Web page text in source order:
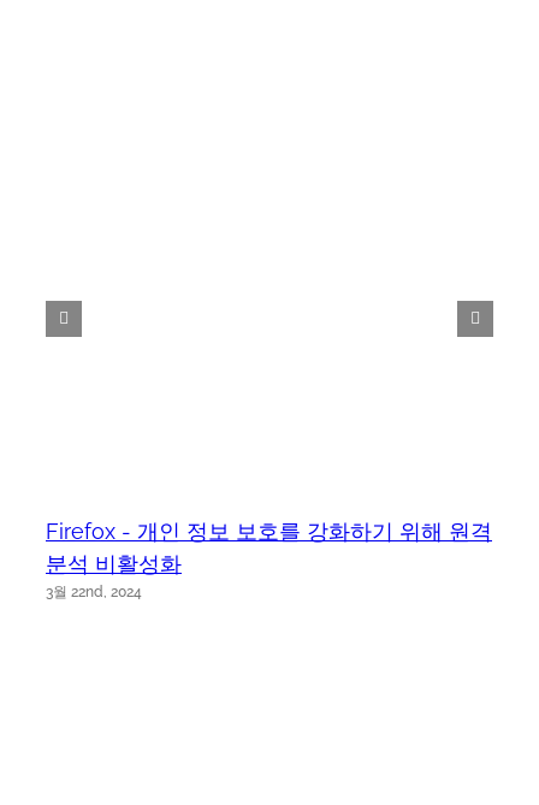
Firefox - 개인 정보 보호를 강화하기 위해 원격
분석 비활성화
3월 22nd, 2024